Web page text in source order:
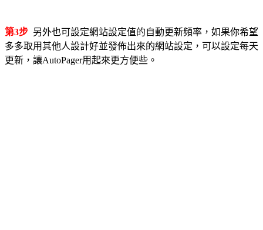
第3步 另外也可設定網站設定值的自動更新頻率，如果你希望
多多取用其他人設計好並發佈出來的網站設定，可以設定每天
更新，讓AutoPager用起來更方便些。